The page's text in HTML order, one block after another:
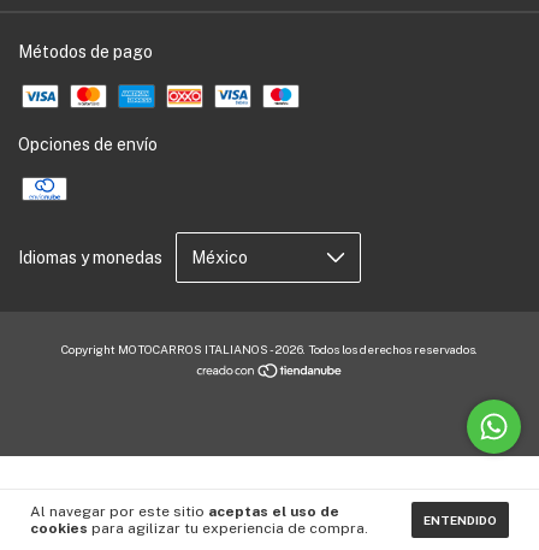
Al navegar por este sitio aceptas el uso de
cookies para agilizar tu experiencia de compra. ENTENDIDO
Métodos de pago
Opciones de envío
Idiomas y monedas
Copyright MOTOCARROS ITALIANOS - 2026. Todos los derechos reservados.